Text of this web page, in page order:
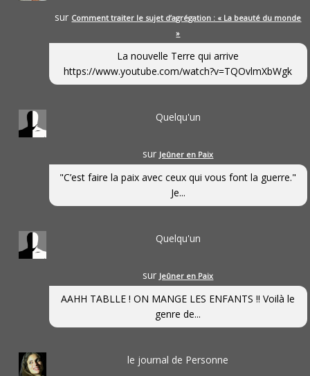
sur Comment traiter le sujet d’agrégation : « La beauté du monde
»
La nouvelle Terre qui arrive
https://www.youtube.com/watch?v=TQOvlmXbWgk
Quelqu'un
sur Jeûner en Paix
"C’est faire la paix avec ceux qui vous font la guerre."
Je...
Quelqu'un
sur Jeûner en Paix
AAHH TABLLE ! ON MANGE LES ENFANTS !! Voilà le
genre de...
le journal de Personne